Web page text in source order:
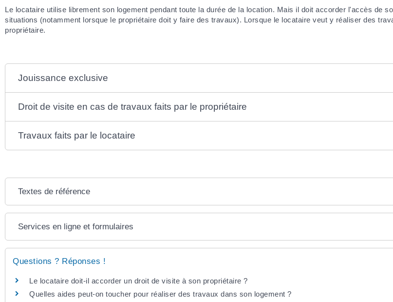
Le locataire utilise librement son logement pendant toute la durée de la location. Mais il doit accorder l'accès de
situations (notamment lorsque le propriétaire doit y faire des travaux). Lorsque le locataire veut y réaliser des
propriétaire.
Jouissance exclusive
Droit de visite en cas de travaux faits par le propriétaire
Travaux faits par le locataire
Textes de référence
Services en ligne et formulaires
Questions ? Réponses !
Le locataire doit-il accorder un droit de visite à son propriétaire ?
Quelles aides peut-on toucher pour réaliser des travaux dans son logement ?